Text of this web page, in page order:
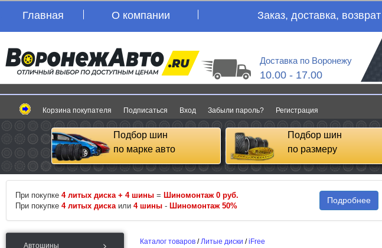
Главная О компании Заказ, доставка, возврат
Доставка по Воронежу
10.00 - 17.00
Корзина покупателя Подписаться Вход Забыли пароль? Регистрация
Подбор шин
по марке авто
Подбор шин
по размеру
При покупке 4 литых диска + 4 шины = Шиномонтаж 0 руб.
При покупке 4 литых диска или 4 шины - Шиномонтаж 50%
Подробнее
Автошины Каталог товаров /Литые диски /iFree